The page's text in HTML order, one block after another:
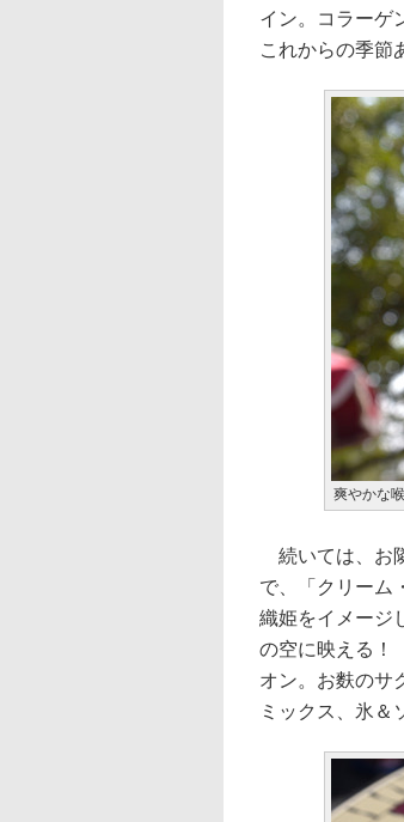
イン。コラーゲ
これからの季節
爽やかな
続いては、お
で、「クリーム
織姫をイメージ
の空に映える！
オン。お麩のサ
ミックス、氷＆